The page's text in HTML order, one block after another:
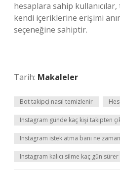
hesaplara sahip
kendi içeriklerine erişimi
seçeneğine sahiptir.
Tarih: Makaleler
Bot takipçi nasıl temizlenir
Instagram günde kaç kişi takipten
Instagram istek atma banı ne
Instagram kalıcı silme kaç gün sürer